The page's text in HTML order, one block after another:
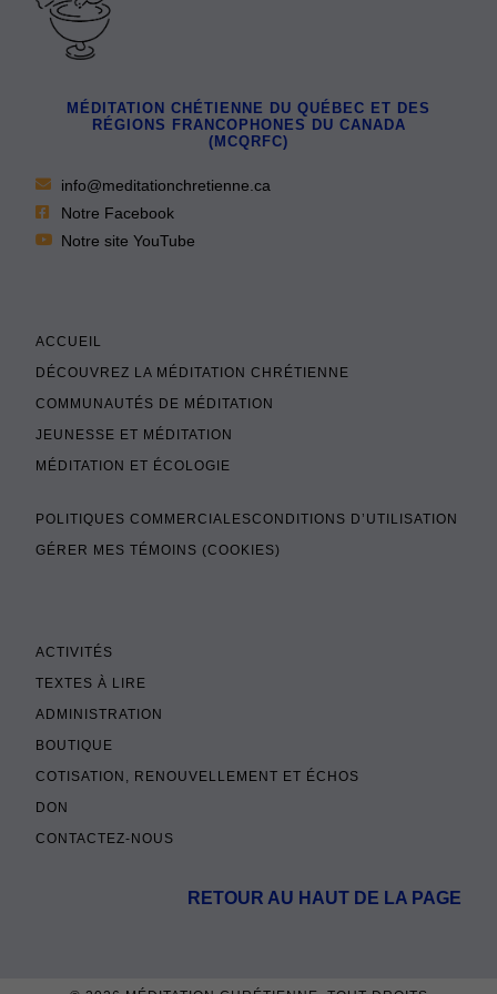
MÉDITATION CHÉTIENNE DU QUÉBEC ET DES
RÉGIONS FRANCOPHONES DU CANADA
(MCQRFC)
info@meditationchretienne.ca
Notre Facebook
Notre site YouTube
ACCUEIL
DÉCOUVREZ LA MÉDITATION CHRÉTIENNE
COMMUNAUTÉS DE MÉDITATION
JEUNESSE ET MÉDITATION
MÉDITATION ET ÉCOLOGIE
POLITIQUES COMMERCIALESCONDITIONS D’UTILISATION
GÉRER MES TÉMOINS (COOKIES)
ACTIVITÉS
TEXTES À LIRE
ADMINISTRATION
BOUTIQUE
COTISATION, RENOUVELLEMENT ET ÉCHOS
DON
CONTACTEZ-NOUS
RETOUR AU HAUT DE LA PAGE